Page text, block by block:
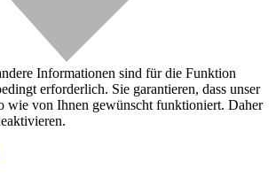
Informationen sind für die Funktion
erforderlich. Sie garantieren, dass unser
wie von Ihnen gewünscht funktioniert. Daher